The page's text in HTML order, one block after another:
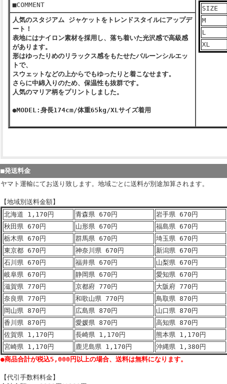
■COMMENT
SIZE
M
L
XL
人気のスタジアム ジャケットをトレンドスタイルにアップデ
ート！
表地にはナイロン素材を採用し、落ち着いた光沢感で高級感
があります。
形はゆったりめのリラックス感をもたせたバルーンシルエッ
トで、
スウェットなどの上からでもゆったりと着こなせます。
さらに中綿入りのため、保温性も抜群です。
人気のマリア柄をプリントしました。
●MODEL:身長174cm/体重65kg/XLサイズ着用
■発送料金
ヤマト運輸にてお送り致します。地域ごとに送料が別途加算されます。
【地域別送料金額】
北海道 1,170円
青森県 670円 岩手県 670円
秋田県 670円
山形県 670円 福島県 670円
栃木県 670円
群馬県 670円 埼玉県 670円
東京都 670円
神奈川県 670円 新潟県 670円
石川県 670円
福井県 670円 山梨県 670円
岐阜県 670円
静岡県 670円 愛知県 670円
滋賀県 770円
京都府 770円 大阪府 770円
奈良県 770円
和歌山県 770円 鳥取県 870円
岡山県 870円
広島県 870円 山口県 870円
香川県 870円
愛媛県 870円 高知県 870円
佐賀県 1,170円
長崎県 1,170円 熊本県 1,170円
宮崎県 1,170円
鹿児島県 1,170円
沖縄県 1,380円
●商品合計が税込5,000円以上の場合、送料は無料になります。
【代引手数料料金】